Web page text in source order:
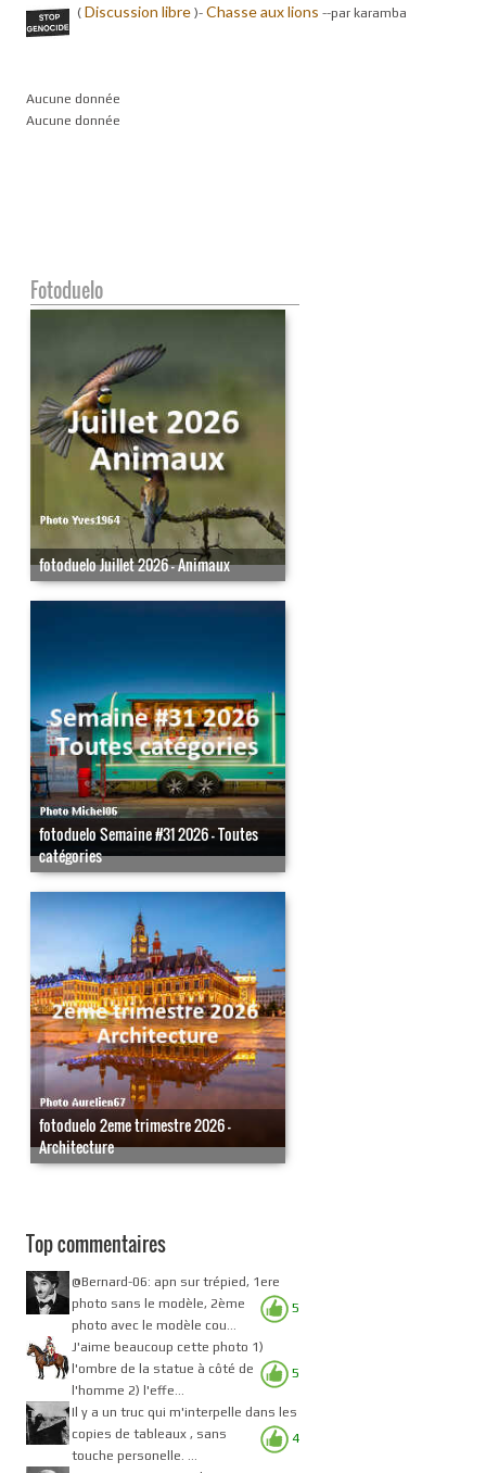
( Discussion libre )- Chasse aux lions --par karamba
Aucune donnée
Aucune donnée
Fotoduelo
fotoduelo Juillet 2026 - Animaux
fotoduelo Semaine #31 2026 - Toutes
catégories
fotoduelo 2eme trimestre 2026 -
Architecture
Top commentaires
5
@Bernard-06: apn sur trépied, 1ere
photo sans le modèle, 2ème
photo avec le modèle cou...
5
J'aime beaucoup cette photo 1)
l'ombre de la statue à côté de
l'homme 2) l'effe...
4
Il y a un truc qui m'interpelle dans les
copies de tableaux , sans
touche personelle. ...